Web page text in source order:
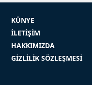
KÜNYE
İLETİŞİM
HAKKIMIZDA
GİZLİLİK SÖZLEŞMESİ